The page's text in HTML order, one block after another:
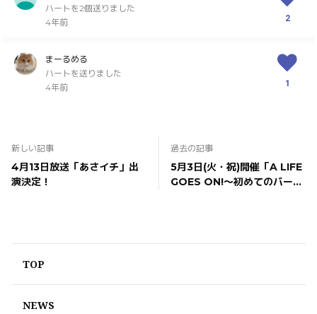
ハートを2個送りました
4年前
2
まーるめる
ハートを送りました
4年前
1
新しい記事
4月13日放送「あさイチ」出
演決定！
過去の記事
5月3日(火・祝)開催「A LIFE
GOES ON!～初めてのバース
TOP
NEWS